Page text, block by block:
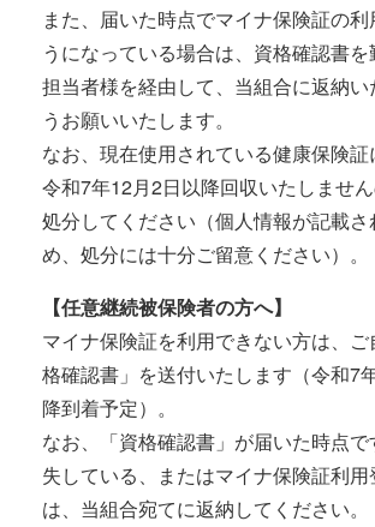
また、届いた時点でマイナ保険証の利
うになっている場合は、資格確認書
担当者様を経由して、当組合に返納い
うお願いいたします。
なお、現在使用されている健康保険証
令和7年12月2日以降回収いたしませ
処分してください（個人情報が記載さ
め、処分には十分ご留意ください）。
【任意継続被保険者の方へ】
マイナ保険証を利用できない方は、
格確認書」を送付いたします（令和7
降到着予定）。
なお、「資格確認書」が届いた時点
失している、またはマイナ保険証利
は、当組合宛てに返納してください。